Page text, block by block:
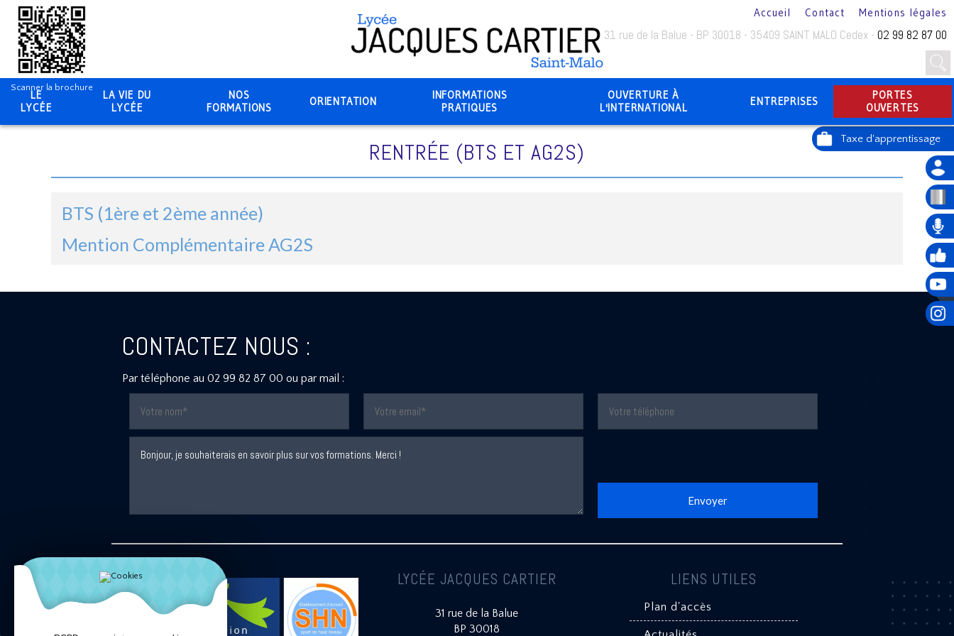
31 rue de la Balue - BP 30018 - 35409 SAINT MALO Cedex - 02 99 82 87 00
Scanner la brochure
LE
LYCÉE
LA VIE DU
LYCÉE
NOS
FORMATIONS
ORIENTATION
INFORMATIONS
PRATIQUES
OUVERTURE À
L'INTERNATIONAL
ENTREPRISES
PORTES
OUVERTES
Accueil Contact Mentions légales
RENTRÉE (BTS ET AG2S)
BTS (1ère et 2ème année)
Mention Complémentaire AG2S
CONTACTEZ NOUS :
Par téléphone au 02 99 82 87 00 ou par mail :
LYCÉE JACQUES CARTIER
31 rue de la Balue
BP 30018
LIENS UTILES
Plan d'accès